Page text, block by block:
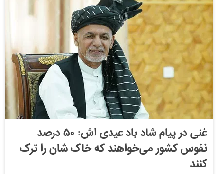
غنی در پیام شاد باد عیدی اش: ۵۰ درصد
نفوس کشور می‌خواهند که خاک شان را ترک
کنند